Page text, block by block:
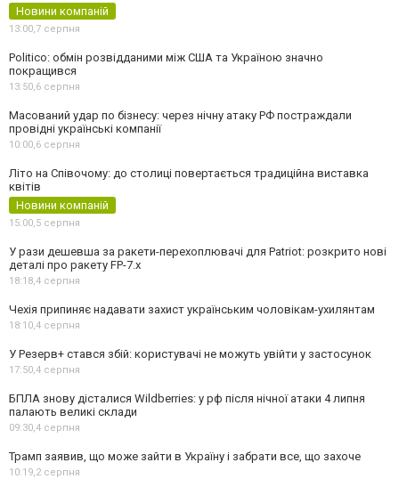
Новини компаній
13:00,7 серпня
Politico: обмін розвідданими між США та Україною значно
покращився
13:50,6 серпня
Масований удар по бізнесу: через нічну атаку РФ постраждали
провідні українські компанії
10:00,6 серпня
Літо на Співочому: до столиці повертається традиційна виставка
квітів
Новини компаній
15:00,5 серпня
У рази дешевша за ракети-перехоплювачі для Patriot: розкрито нові
деталі про ракету FP-7.x
18:18,4 серпня
Чехія припиняє надавати захист українським чоловікам-ухилянтам
18:10,4 серпня
У Резерв+ стався збій: користувачі не можуть увійти у застосунок
17:50,4 серпня
БПЛА знову дісталися Wildberries: у рф після нічної атаки 4 липня
палають великі склади
09:30,4 серпня
Трамп заявив, що може зайти в Україну і забрати все, що захоче
10:19,2 серпня